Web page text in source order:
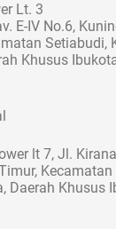
Lt. 3
E-IV No.6,
Setiabudi,
Khusus
lt 7, Jl.
Kecamatan
Daerah Khusus